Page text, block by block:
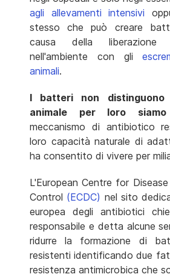
agli allevamenti intensivi
stesso che può creare
causa della
nell'ambiente con gli
animali.
I batteri non
animale per loro
meccanismo di antibiotico
loro capacità naturale di
ha consentito di vivere per
L'European Centre for
Control (ECDC) nel sito
europea degli antibiotici
responsabile e detta alcune
ridurre la formazione di
resistenti identificando due
resistenza antimicrobica che